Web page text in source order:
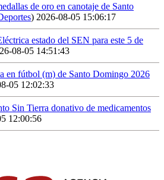
de oro en canotaje de Santo
) 2026-08-05 15:06:17
estado del SEN para este 5 de
08-05 14:51:43
en fútbol (m) de Santo Domingo 2026
05 12:02:33
Sin Tierra donativo de medicamentos
12:00:56